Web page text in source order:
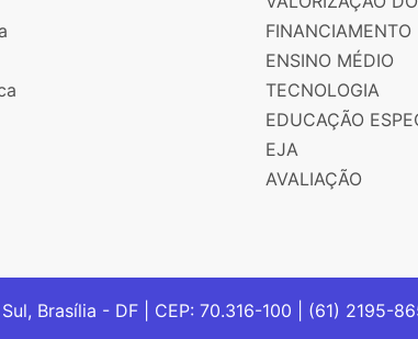
FINANCIAMENTO
ENSINO MÉDIO
TECNOLOGIA
EDUCAÇÃO
EJA
AVALIAÇÃO
Brasília - DF | CEP: 70.316-100 | (61) 2195-